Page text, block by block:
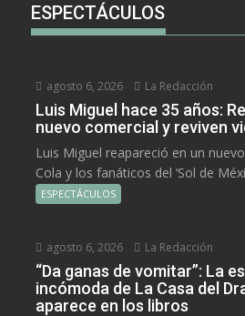
ESPECTÁCULOS
agosto 6, 2026 La Redacción
Luis Miguel hace 35 años:
nuevo comercial y reviven
Luis Miguel reapareció en un
Cola y los fanáticos del ‘Sol de
ESPECTÁCULOS
agosto 6, 2026 La Redacción
“Da ganas de vomitar”: La
incómoda de La Casa del
aparece en los libros